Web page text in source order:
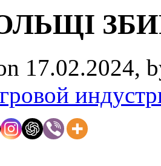
17.02.2024,